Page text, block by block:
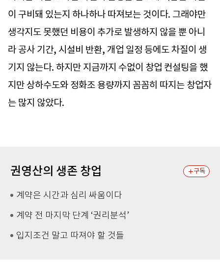
이 구비돼 있는지 하나하나 따져보는 것이다. 그래야만
생각지도 못했던 비용이 추가로 발생하지 않을 뿐 아니
라 공사 기간, 시설비 반환, 개업 일정 등에도 차질이 생
기지 않는다. 하지만 지금까지 수없이 창업 컨설팅을 했
지만 상하수도와 정화조 용량까지 꼼꼼히 따지는 창업자
는 많지 않았다.
권영산의 생존 창업 구독
계약은 시간과 심리 싸움이다
계약 전 마지막 단계 ‘권리분석’
입지조건 말고 따져야 할 것들